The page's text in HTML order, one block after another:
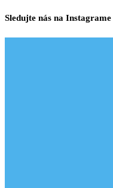
Sledujte nás na Instagrame